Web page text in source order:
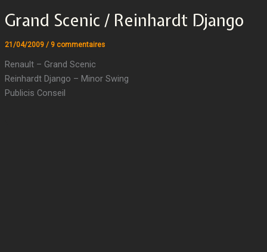
Grand Scenic / Reinhardt Django
21/04/2009 / 9 commentaires
Renault – Grand Scenic
Reinhardt Django – Minor Swing
Publicis Conseil